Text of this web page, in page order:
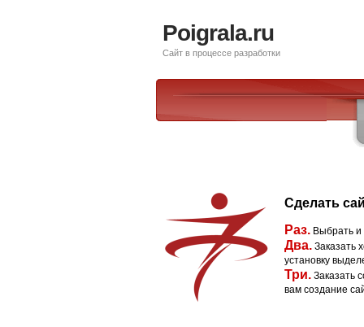
Poigrala.ru
Сайт в процессе разработки
Сделать
Раз. Выбрать и
Два. Заказать
установку
Три. Заказать
вам создание